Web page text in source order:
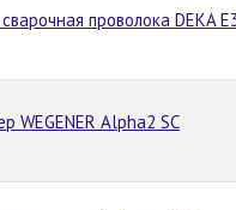
проволока DEKA
WEGENER Alpha2 SC